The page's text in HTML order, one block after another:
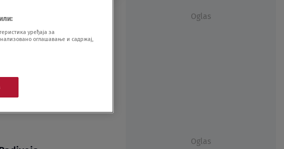
pao
pada
ceo
Oglas
Oglas
уређаја за
оглашавање и садржај,